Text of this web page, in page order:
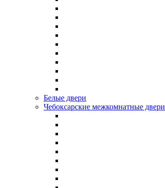
Белые двери
Чебоксарские межкомнатные двери